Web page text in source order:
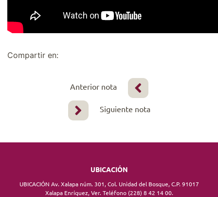
Compartir en:
Anterior nota
Siguiente nota
UBICACIÓN
UBICACIÓN Av. Xalapa núm. 301, Col. Unidad del Bosque, C.P. 91017
Xalapa Enríquez, Ver. Teléfono (228) 8 42 14 00.